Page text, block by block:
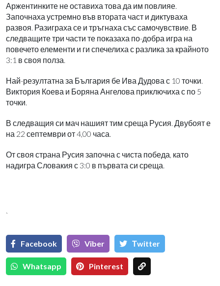
Аржентинките не оставиха това да им повлияе.
Започнаха устремно във втората част и диктуваха
развоя. Разиграха се и тръгнаха със самочувствие. В
следващите три части те показаха по-добра игра на
повечето елементи и ги спечелиха с разлика за крайното
3:1 в своя полза.
Най-резултатна за България бе Ива Дудова с 10 точки.
Виктория Коева и Боряна Ангелова приключиха с по 5
точки.
В следващия си мач нашият тим среща Русия. Двубоят е
на 22 септември от 4,00 часа.
От своя страна Русия започна с чиста победа, като
надигра Словакия с 3:0 в първата си среща.
`
Facebook Viber Тwitter
Whatsapp Pinterest